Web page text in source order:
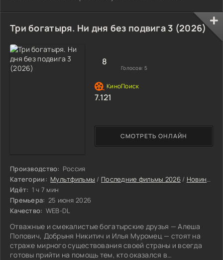
Три богатыря. Ни дня без подвига 3 (2026)
Производство: Россия
Категории: Мультфильмы / Последние фильмы 2026/ Новинки кино 2026
Идёт: 1 ч 7 мин
Премьера: 25 июня 2026
Качество: WEB-DL
Отважные и смекалистые богатырские друзья — Алеша
Попович, Добрыня Никитич и Илья Муромец — стоят на
страже мирного существования своей страны и всегда
готовы прийти на помощь тем, кто оказался в
СМОТРЕТЬ ОНЛАЙН
8
Голосов: 5
7.121